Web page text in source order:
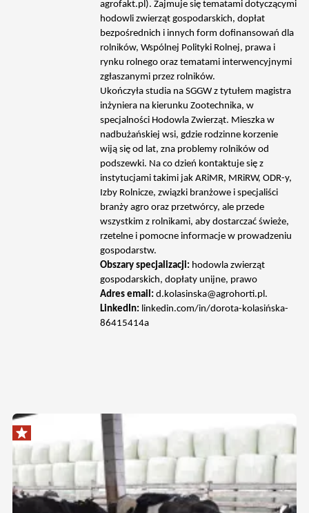
agrofakt.pl). Zajmuje się tematami dotyczącymi
hodowli zwierząt gospodarskich, dopłat
bezpośrednich i innych form dofinansowań dla
rolników, Wspólnej Polityki Rolnej, prawa i
rynku rolnego oraz tematami interwencyjnymi
zgłaszanymi przez rolników.
Ukończyła studia na SGGW z tytułem magistra
inżyniera na kierunku Zootechnika, w
specjalności Hodowla Zwierząt. Mieszka w
nadbużańskiej wsi, gdzie rodzinne korzenie
wiją się od lat, zna problemy rolników od
podszewki. Na co dzień kontaktuje się z
instytucjami takimi jak ARiMR, MRiRW, ODR-y,
Izby Rolnicze, związki branżowe i specjaliści
branży agro oraz przetwórcy, ale przede
wszystkim z rolnikami, aby dostarczać świeże,
rzetelne i pomocne informacje w prowadzeniu
gospodarstw.
Obszary specjalizacji: hodowla zwierząt
gospodarskich, dopłaty unijne, prawo
Adres email: d.kolasinska@agrohorti.pl.
LinkedIn: linkedin.com/in/dorota-kolasińska-
86415414a